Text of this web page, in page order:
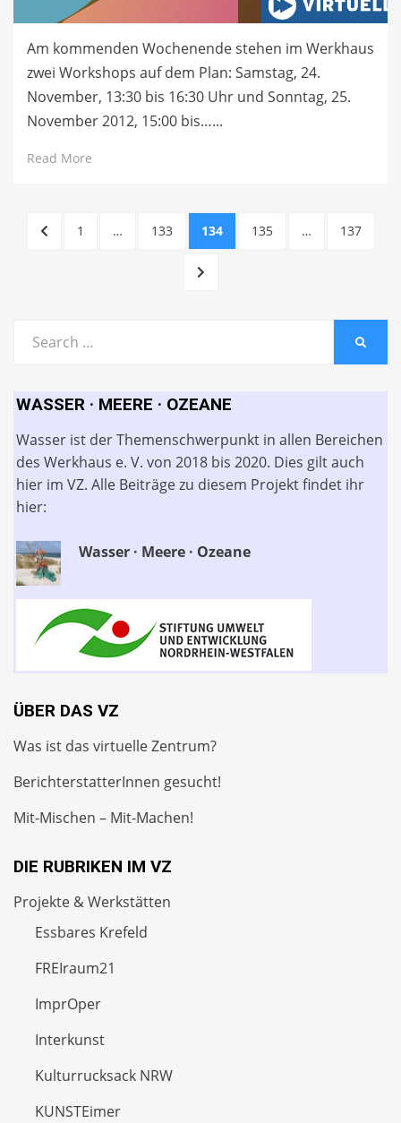
Am kommenden Wochenende stehen im Werkhaus
zwei Workshops auf dem Plan: Samstag, 24.
November, 13:30 bis 16:30 Uhr und Sonntag, 25.
November 2012, 15:00 bis…...
Read More
Beitragsnavigation
PREVIOUS
PAGE
1 … PAGE
133 PAGE
134 PAGE
135 … PAGE
137
NEXT
for:
WASSER · MEERE · OZEANE
Wasser ist der Themenschwerpunkt in allen Bereichen
des Werkhaus e. V. von 2018 bis 2020. Dies gilt auch
hier im VZ. Alle Beiträge zu diesem Projekt findet ihr
hier:
Wasser · Meere · Ozeane
ÜBER DAS VZ
Was ist das virtuelle Zentrum?
BerichterstatterInnen gesucht!
Mit-Mischen – Mit-Machen!
DIE RUBRIKEN IM VZ
Projekte & Werkstätten
Essbares Krefeld
FREIraum21
ImprOper
Interkunst
Kulturrucksack NRW
KUNSTEimer